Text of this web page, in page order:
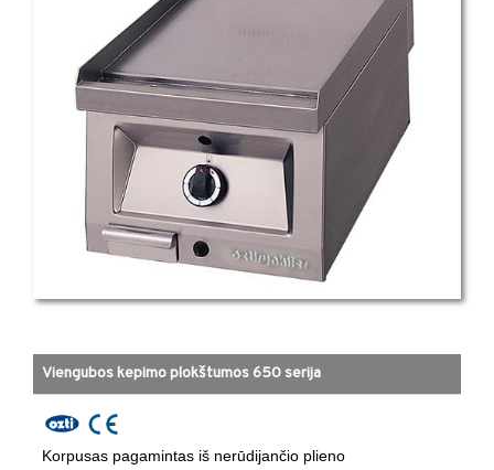
Viengubos kepimo plokštumos 650 serija
Korpusas pagamintas iš nerūdijančio plieno